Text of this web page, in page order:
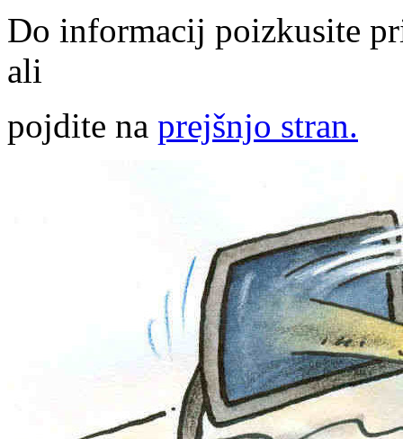
Do informacij poizkusite
ali
pojdite na prejšnjo stran.